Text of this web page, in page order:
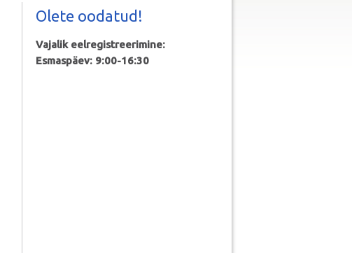
Olete oodatud!
Vajalik eelregistreerimine:
Esmaspäev: 9:00-16:30